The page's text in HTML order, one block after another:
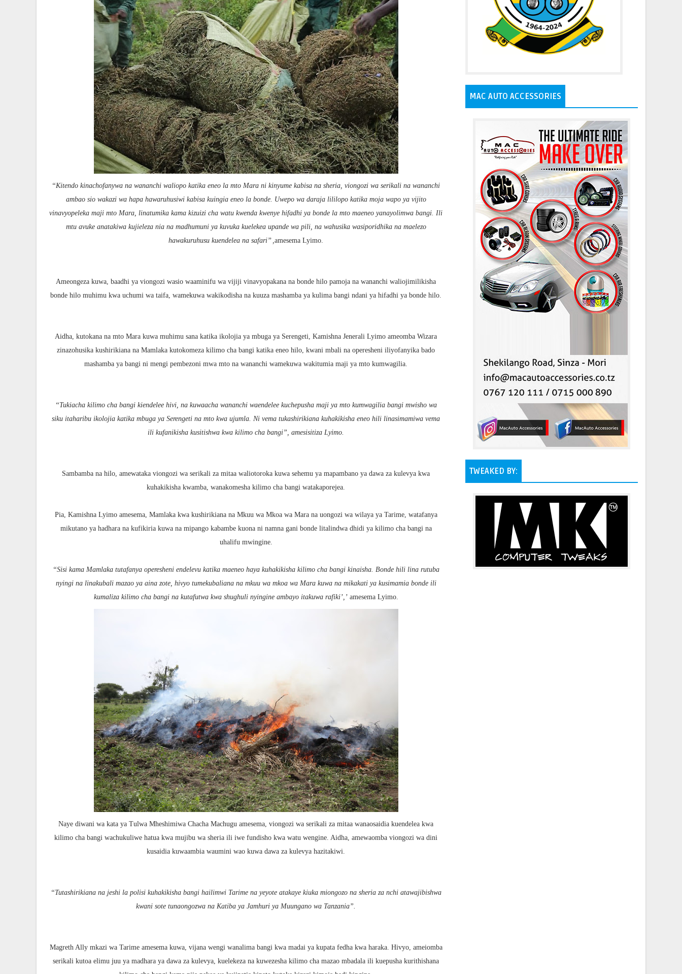
‘‘Kitendo kinachofanywa na wananchi waliopo katika eneo la mto Mara ni kinyume kabisa na sheria, viongozi wa serikali na wananchi
ambao sio wakazi wa hapa hawaruhusiwi kabisa kuingia eneo la bonde. Uwepo wa daraja lililopo katika moja wapo ya vijito
vinavyopeleka maji mto Mara, linatumika kama kizuizi cha watu kwenda kwenye hifadhi ya bonde la mto maeneo yanayolimwa bangi. Ili
mtu avuke anatakiwa kujieleza nia na madhumuni ya kuvuka kuelekea upande wa pili, na wahusika wasiporidhika na maelezo
hawakuruhusu kuendelea na safari’’ ,amesema Lyimo.
Ameongeza kuwa, baadhi ya viongozi wasio waaminifu wa vijiji vinavyopakana na bonde hilo pamoja na wananchi waliojimilikisha
bonde hilo muhimu kwa uchumi wa taifa, wamekuwa wakikodisha na kuuza mashamba ya kulima bangi ndani ya hifadhi ya bonde hilo.
Aidha, kutokana na mto Mara kuwa muhimu sana katika ikolojia ya mbuga ya Serengeti, Kamishna Jenerali Lyimo ameomba Wizara
zinazohusika kushirikiana na Mamlaka kutokomeza kilimo cha bangi katika eneo hilo, kwani mbali na operesheni iliyofanyika bado
mashamba ya bangi ni mengi pembezoni mwa mto na wananchi wamekuwa wakitumia maji ya mto kumwagilia.
‘‘Tukiacha kilimo cha bangi kiendelee hivi, na kuwaacha wananchi waendelee kuchepusha maji ya mto kumwagilia bangi mwisho wa
siku itaharibu ikolojia katika mbuga ya Serengeti na mto kwa ujumla. Ni vema tukashirikiana kuhakikisha eneo hili linasimamiwa vema
ili kufanikisha kusitishwa kwa kilimo cha bangi”, amesisitiza Lyimo.
Sambamba na hilo, amewataka viongozi wa serikali za mitaa waliotoroka kuwa sehemu ya mapambano ya dawa za kulevya kwa
kuhakikisha kwamba, wanakomesha kilimo cha bangi watakaporejea.
Pia, Kamishna Lyimo amesema, Mamlaka kwa kushirikiana na Mkuu wa Mkoa wa Mara na uongozi wa wilaya ya Tarime, watafanya
mikutano ya hadhara na kufikiria kuwa na mipango kabambe kuona ni namna gani bonde litalindwa dhidi ya kilimo cha bangi na
uhalifu mwingine.
‘‘Sisi kama Mamlaka tutafanya operesheni endelevu katika maeneo haya kuhakikisha kilimo cha bangi kinaisha. Bonde hili lina rutuba
nyingi na linakubali mazao ya aina zote, hivyo tumekubaliana na mkuu wa mkoa wa Mara kuwa na mikakati ya kusimamia bonde ili
kumaliza kilimo cha bangi na kutafutwa kwa shughuli nyingine ambayo itakuwa rafiki’,’amesema Lyimo.
Naye diwani wa kata ya Tulwa Mheshimiwa Chacha Machugu amesema, viongozi wa serikali za mitaa wanaosaidia kuendelea kwa
kilimo cha bangi wachukuliwe hatua kwa mujibu wa sheria ili iwe fundisho kwa watu wengine. Aidha, amewaomba viongozi wa dini
kusaidia kuwaambia waumini wao kuwa dawa za kulevya hazitakiwi.
‘‘Tutashirikiana na jeshi la polisi kuhakikisha bangi hailimwi Tarime na yeyote atakaye kiuka miongozo na sheria za nchi atawajibishwa
kwani sote tunaongozwa na Katiba ya Jamhuri ya Muungano wa Tanzania”.
Magreth Ally mkazi wa Tarime amesema kuwa, vijana wengi wanalima bangi kwa madai ya kupata fedha kwa haraka. Hivyo, ameiomba
serikali kutoa elimu juu ya madhara ya dawa za kulevya, kuelekeza na kuwezesha kilimo cha mazao mbadala ili kuepusha kurithishana
MAC AUTO ACCESSORIES
TWEAKED BY: